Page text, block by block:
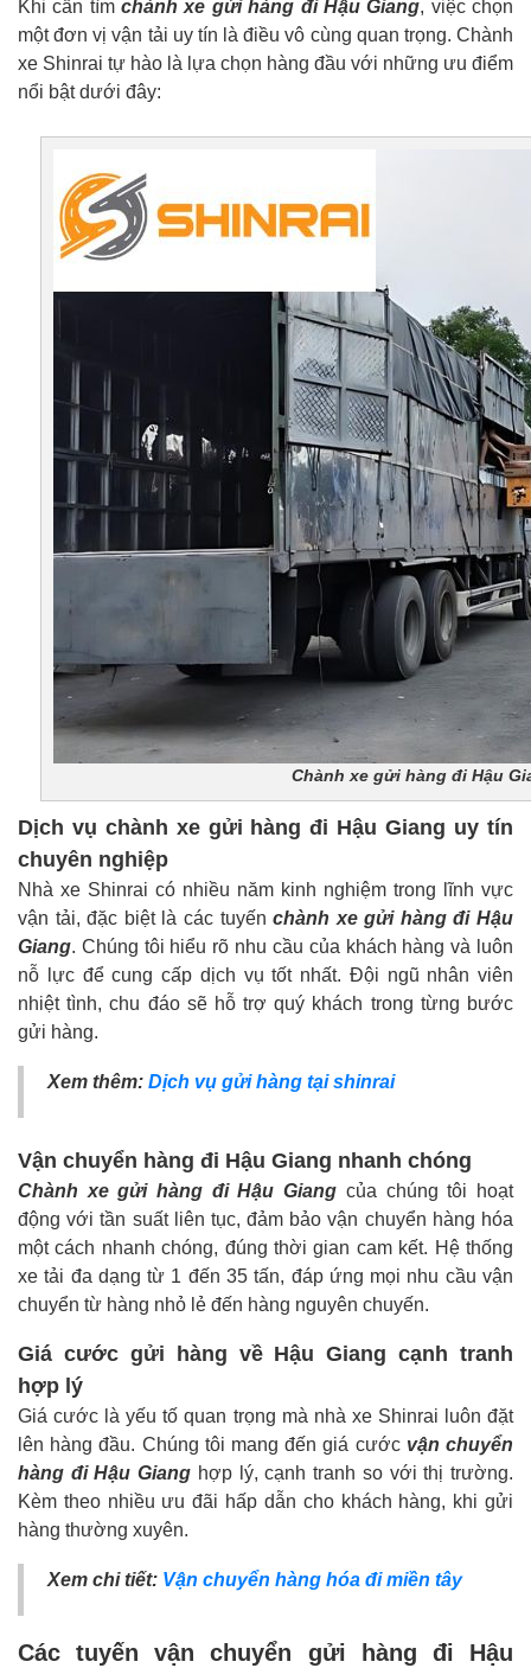
Khi cần tìmchành xe gửi hàng đi Hậu Giang, việc chọn
một đơn vị vận tải uy tín là điều vô cùng quan trọng. Chành
xe Shinrai tự hào là lựa chọn hàng đầu với những ưu điểm
nổi bật dưới đây:
Chành xe gửi hàng đi Hậu
Dịch vụ chành xe gửi hàng đi Hậu Giang uy tín
chuyên nghiệp
Nhà xe Shinrai có nhiều năm kinh nghiệm trong lĩnh vực
vận tải, đặc biệt là các tuyếnchành xe gửi hàng đi Hậu
Giang. Chúng tôi hiểu rõ nhu cầu của khách hàng và luôn
nỗ lực để cung cấp dịch vụ tốt nhất. Đội ngũ nhân viên
nhiệt tình, chu đáo sẽ hỗ trợ quý khách trong từng bước
gửi hàng.
Xem thêm: Dịch vụ gửi hàng tại shinrai
Vận chuyển hàng đi Hậu Giang nhanh chóng
Chành xe gửi hàng đi Hậu Giang của chúng tôi hoạt
động với tần suất liên tục, đảm bảo vận chuyển hàng hóa
một cách nhanh chóng, đúng thời gian cam kết. Hệ thống
xe tải đa dạng từ 1 đến 35 tấn, đáp ứng mọi nhu cầu vận
chuyển từ hàng nhỏ lẻ đến hàng nguyên chuyến.
Giá cước gửi hàng về Hậu Giang cạnh tranh
hợp lý
Giá cước là yếu tố quan trọng mà nhà xe Shinrai luôn đặt
lên hàng đầu. Chúng tôi mang đến giá cước vận chuyển
hàng đi Hậu Giang hợp lý, cạnh tranh so với thị trường.
Kèm theo nhiều ưu đãi hấp dẫn cho khách hàng, khi gửi
hàng thường xuyên.
Xem chi tiết: Vận chuyển hàng hóa đi miền tây
Các tuyến vận chuyển gửi hàng đi Hậu